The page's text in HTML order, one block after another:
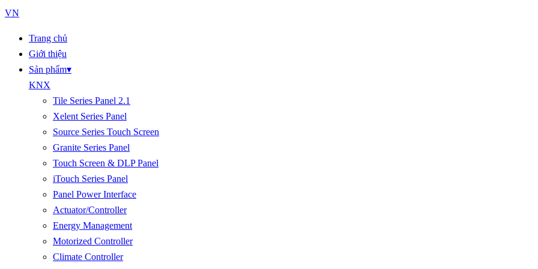
VN
Trang chủ
Giới thiệu
Sản phẩm▾
KNX
Tile Series Panel 2.1
Xelent Series Panel
Source Series Touch Screen
Granite Series Panel
Touch Screen & DLP Panel
iTouch Series Panel
Panel Power Interface
Actuator/Controller
Energy Management
Motorized Controller
Climate Controller